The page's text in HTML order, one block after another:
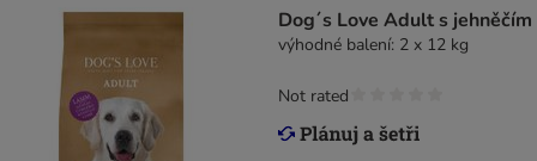
Dog´s Love Adult s jehněčím
výhodné balení: 2 x 12 kg
Not rated